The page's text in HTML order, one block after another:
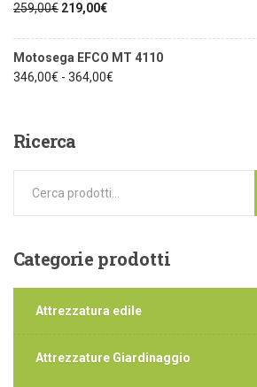
259,00€ 219,00€
Motosega EFCO MT 4110
346,00€ - 364,00€
Ricerca
Categorieprodotti
Attrezzatura edile
Attrezzature Giardinaggio